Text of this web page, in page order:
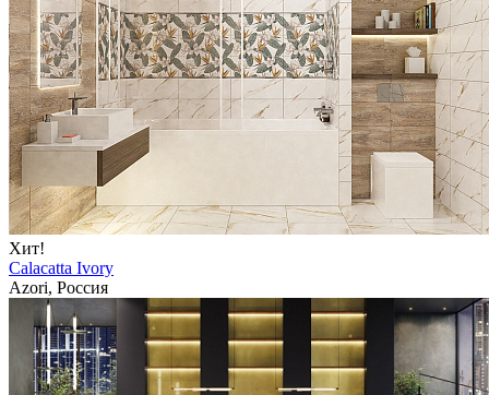
Хит!
Calacatta Ivory
Azori, Россия